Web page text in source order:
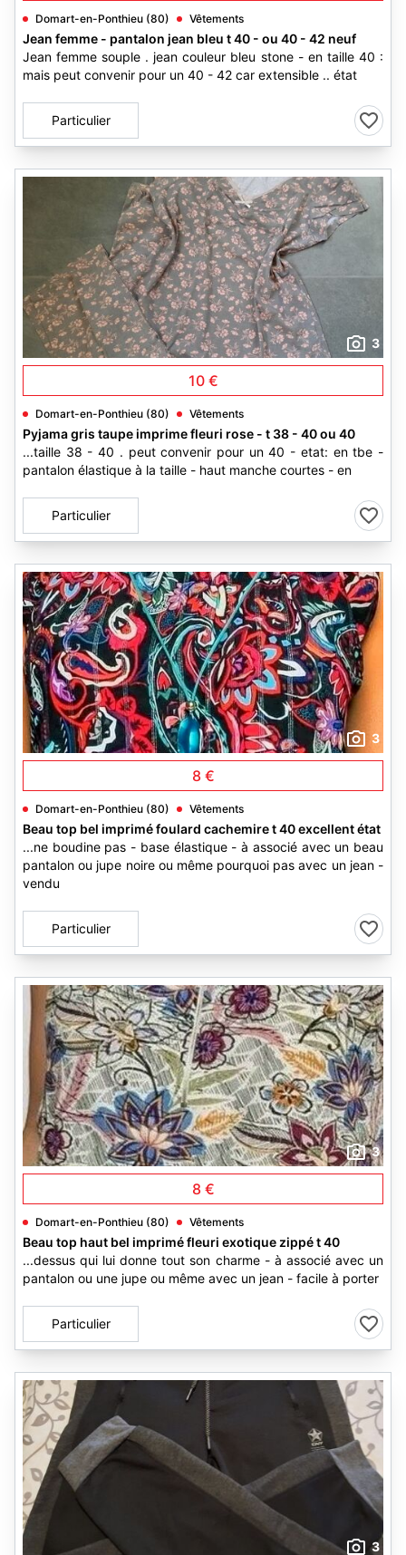
Domart-en-Ponthieu (80) Vêtements
Jean femme - pantalon jean bleu t 40 - ou 40 - 42 neuf
Jean femme souple . jean couleur bleu stone - en taille 40 :
mais peut convenir pour un 40 - 42 car extensible .. état
Particulier
3
10 €
Domart-en-Ponthieu (80) Vêtements
Pyjama gris taupe imprime fleuri rose - t 38 - 40 ou 40
...taille 38 - 40 . peut convenir pour un 40 - etat: en tbe -
pantalon élastique à la taille - haut manche courtes - en
Particulier
3
8 €
Domart-en-Ponthieu (80) Vêtements
Beau top bel imprimé foulard cachemire t 40 excellent état
...ne boudine pas - base élastique - à associé avec un beau
pantalon ou jupe noire ou même pourquoi pas avec un jean -
vendu
Particulier
3
8 €
Domart-en-Ponthieu (80) Vêtements
Beau top haut bel imprimé fleuri exotique zippé t 40
...dessus qui lui donne tout son charme - à associé avec un
pantalon ou une jupe ou même avec un jean - facile à porter
Particulier
3